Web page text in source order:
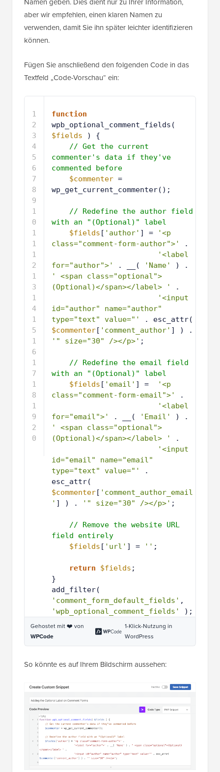
aber wir empfehlen, einen klaren Namen zu
verwenden, damit Sie ihn später leichter identifizieren
können.
Fügen Sie anschließend den folgenden Code in das
Textfeld „Code-Vorschau“ ein:
1
2
3
4
5
6
7
8
9
1
0
1
1
1
2
function
$fields
) {
// Get the current
commenter's data if they've
commented before
$commenter =
wp_get_current_commenter();
// Redefine the author field
with an "(Optional)" label
$fields [ 'author' ] =
'<p
class="comment-form-author">'
.
'<label
for="author">'
. __( 'Name'
' <span class="optional">
(Optional)</span></label> '
.
'<input
id="author" name="author"
type="text" value="'
$commenter[ 'comment_author'
'" size="30" /></p>' ;
// Redefine the email field
with an "(Optional)" label
$fields [ 'email' ] =
'<p
class="comment-form-email">'
.
'<label
for="email">'
. __( 'Email'
' <span class="optional">
(Optional)</span></label> '
.
'<input
id="email" name="email"
type="text" value="'
.
$commenter[ 'comment_author_email
' ] ) . '" size="30" /></p>' ;
// Remove the website URL
field entirely
$fields [ 'url' ] = '' ;
return $fields ;
}
'comment_form_default_fields'
'wpb_optional_comment_fields'
);
Gehostet mit ❤️ von
WPCode
1-Klick-Nutzung in
WordPress